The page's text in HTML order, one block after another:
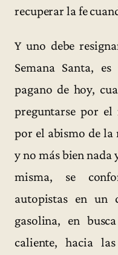
recuperar la fe
Y uno debe
Semana Santa,
pagano de hoy,
preguntarse por
por el abismo de la
y no más bien nada
misma, se
autopistas en un
gasolina, en
caliente, hacia